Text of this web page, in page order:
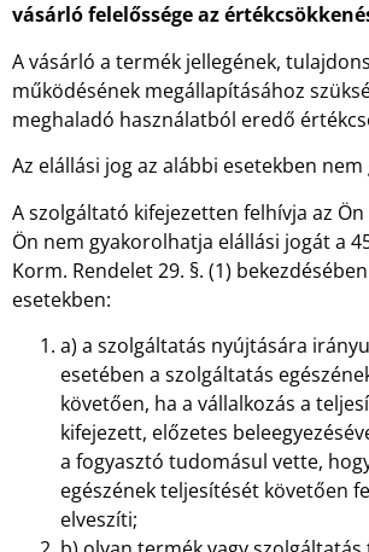
vásárló felelőssége az
A vásárló a termék jellegének,
működésének megállapításához
meghaladó használatból eredő
Az elállási jog az alábbi esetekben
A szolgáltató kifejezetten felhívja az
Ön nem gyakorolhatja elállási jogát a
Korm. Rendelet 29. §. (1)
esetekben:
a) a szolgáltatás nyújtására
esetében a szolgáltatás
követően, ha a vállalkozás a
kifejezett, előzetes
a fogyasztó tudomásul vette,
egészének teljesítését követően
elveszíti;